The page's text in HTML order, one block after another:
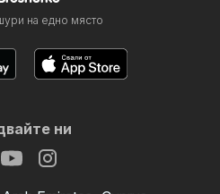
на едно място
ни